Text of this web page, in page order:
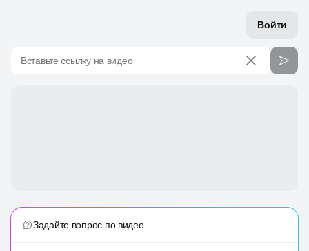
Войти
Вставьте ссылку на видео
Задайте вопрос по видео